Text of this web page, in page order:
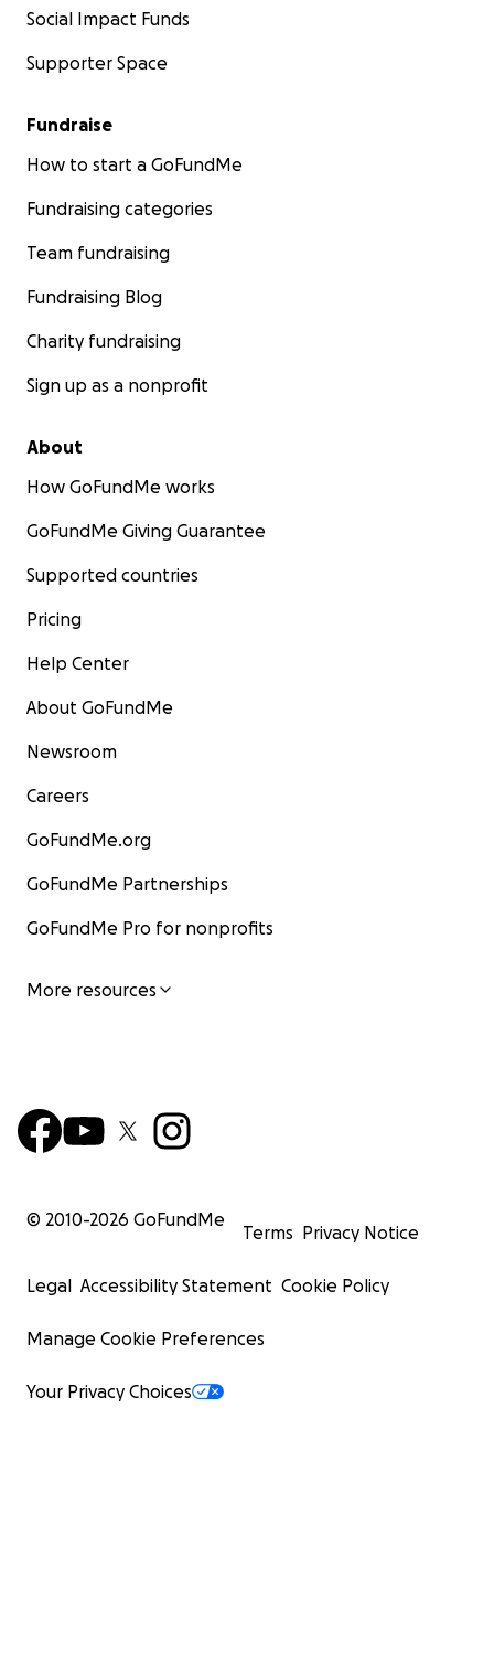
Social Impact Funds
Supporter Space
Fundraise
How to start a GoFundMe
Fundraising categories
Team fundraising
Fundraising Blog
Charity fundraising
Sign up as a nonprofit
About
How GoFundMe works
GoFundMe Giving Guarantee
Supported countries
Pricing
Help Center
About GoFundMe
Newsroom
Careers
GoFundMe.org
GoFundMe Partnerships
GoFundMe Pro for nonprofits
More resources
© 2010-2026 GoFundMe
Terms Privacy Notice
Legal Accessibility Statement Cookie Policy
Manage Cookie Preferences
Your Privacy Choices